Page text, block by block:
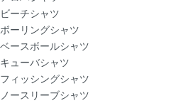
ビーチシャツ
ボーリングシャツ
ベースボールシャツ
キューバシャツ
フィッシングシャツ
ノースリーブシャツ